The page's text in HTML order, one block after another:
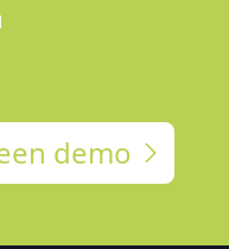
demo